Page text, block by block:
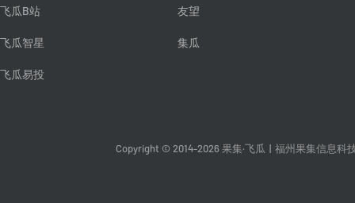
飞瓜B站
飞瓜智星
飞瓜易投
友望
集瓜
Copyright © 2014-2026 果集·飞瓜 福州果集信息科